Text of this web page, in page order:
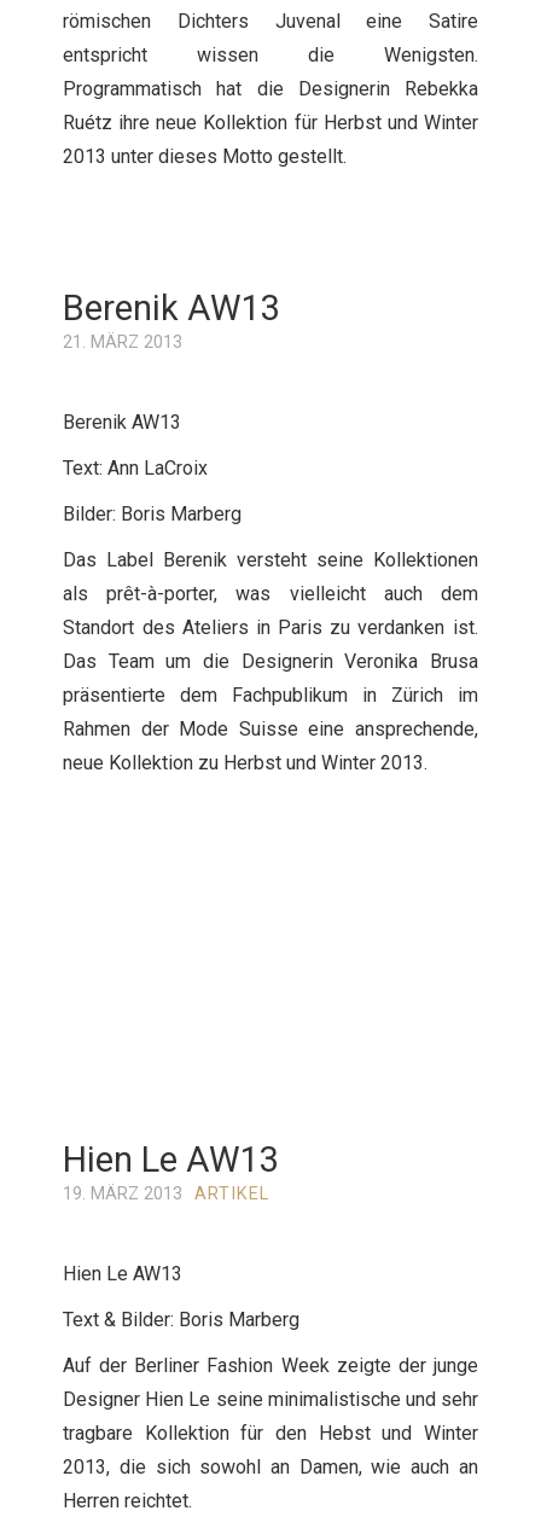
römischen Dichters Juvenal eine Satire
entspricht wissen die Wenigsten.
Programmatisch hat die Designerin Rebekka
Ruétz ihre neue Kollektion für Herbst und Winter
2013 unter dieses Motto gestellt.
Berenik AW13
21. MÄRZ 2013
Berenik AW13
Text: Ann LaCroix
Bilder: Boris Marberg
Das Label Berenik versteht seine Kollektionen
als prêt-à-porter, was vielleicht auch dem
Standort des Ateliers in Paris zu verdanken ist.
Das Team um die Designerin Veronika Brusa
präsentierte dem Fachpublikum in Zürich im
Rahmen der Mode Suisse eine ansprechende,
neue Kollektion zu Herbst und Winter 2013.
Hien Le AW13
19. MÄRZ 2013 ARTIKEL
Hien Le AW13
Text & Bilder: Boris Marberg
Auf der Berliner Fashion Week zeigte der junge
Designer Hien Le seine minimalistische und sehr
tragbare Kollektion für den Hebst und Winter
2013, die sich sowohl an Damen, wie auch an
Herren reichtet.